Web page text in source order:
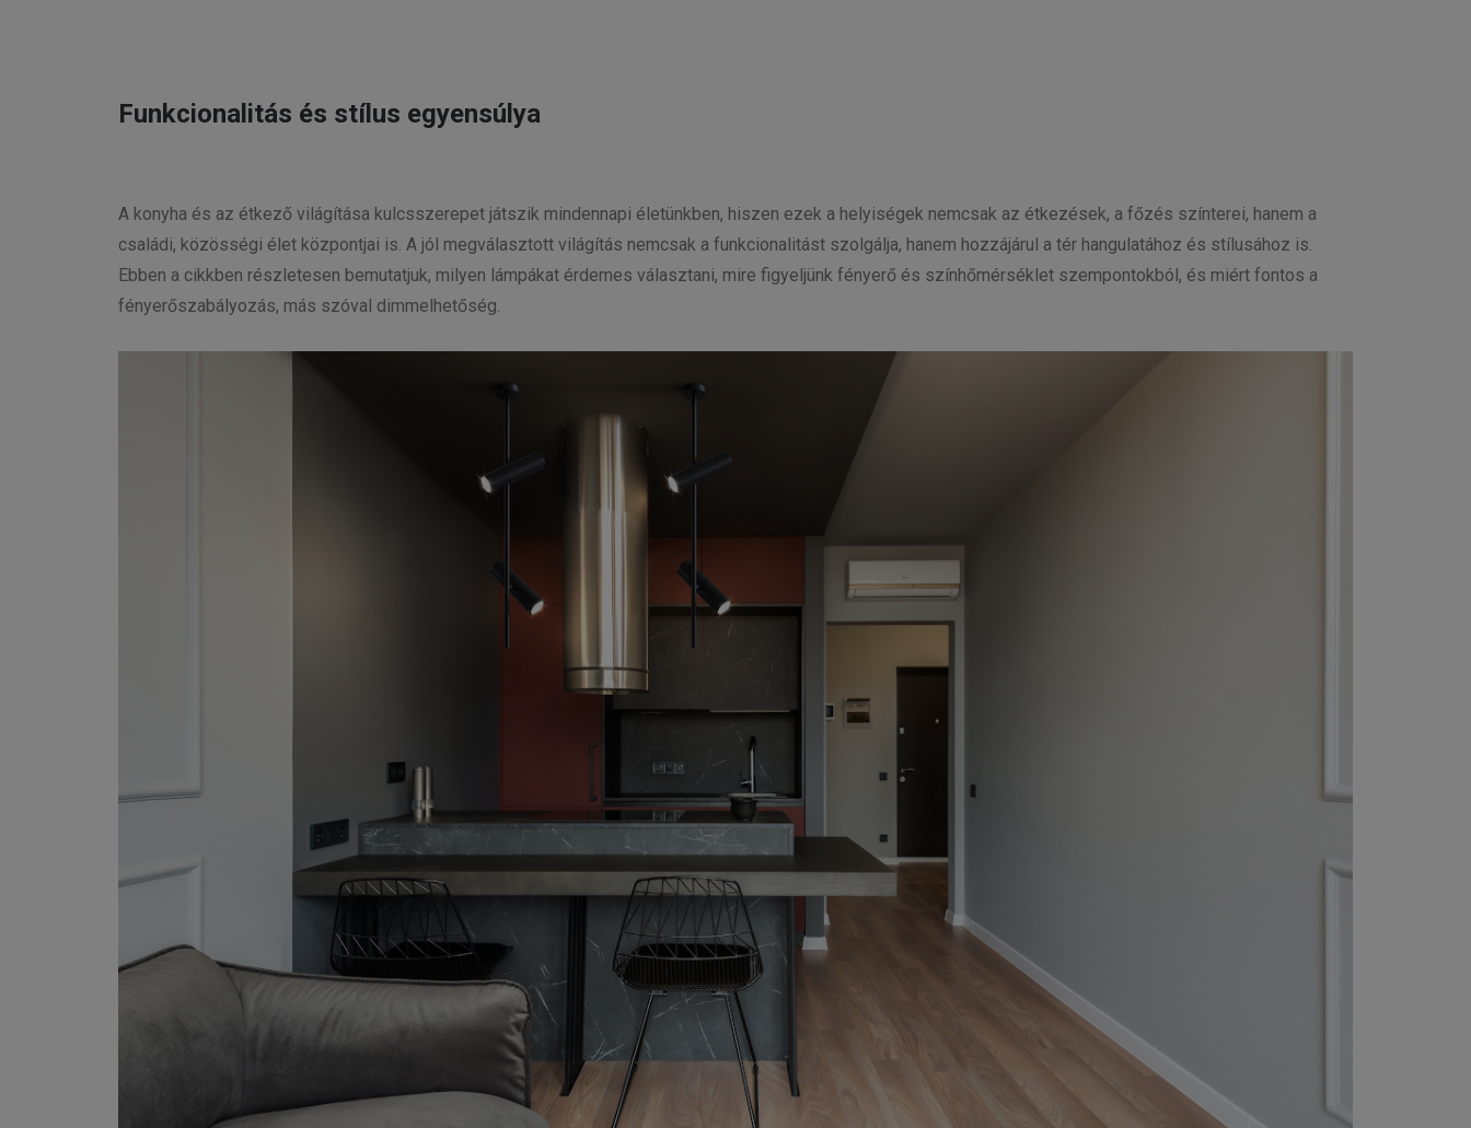
Funkcionalitás és stílus egyensúlya
A konyha és az étkező világítása kulcsszerepet játszik mindennapi életünkben, hiszen ezek a helyiségek nemcsak az étkezések, a főzés színterei, hanem a
családi, közösségi élet központjai is. A jól megválasztott világítás nemcsak a funkcionalitást szolgálja, hanem hozzájárul a tér hangulatához és stílusához is.
Ebben a cikkben részletesen bemutatjuk, milyen lámpákat érdemes választani, mire figyeljünk fényerő és színhőmérséklet szempontokból, és miért fontos a
fényerőszabályozás, más szóval dimmelhetőség.